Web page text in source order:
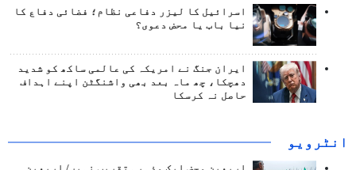
اسرائیل کا لیزر دفاعی نظام؛ فضائی دفاع کا
نیا باب یا محض دعوی؟
ایران جنگ نے امریکہ کی عالمی ساکھ کو شدید
دھچکا، چھ ماہ بعد بھی واشنگٹن اپنے اہداف
حاصل نہ کرسکا
انٹرويو